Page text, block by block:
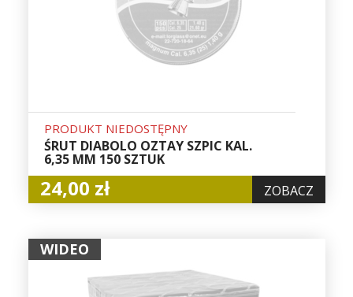
PRODUKT NIEDOSTĘPNY
ŚRUT DIABOLO OZTAY SZPIC KAL.
6,35 MM 150 SZTUK
24,00 zł ZOBACZ
WIDEO